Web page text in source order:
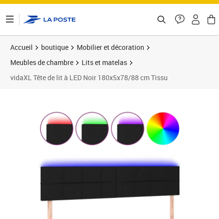
Accueil boutique
Mobilier et décoration
Meubles de chambre
Lits et matelas
vidaXL Tête de lit à LED Noir 180x5x78/88 cm Tissu